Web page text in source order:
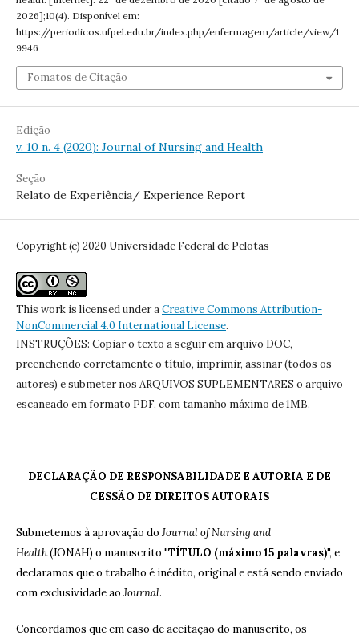
2026];10(4). Disponível em:
https://periodicos.ufpel.edu.br/index.php/enfermagem/article/view/1
9946
Fomatos de Citação
Edição
v. 10 n. 4 (2020): Journal of Nursing and Health
Seção
Relato de Experiência/ Experience Report
Copyright (c) 2020 Universidade Federal de Pelotas
This work is licensed under aCreative Commons Attribution-
NonCommercial 4.0 International License.
INSTRUÇÕES: Copiar o texto a seguir em arquivo DOC,
preenchendo corretamente o título, imprimir, assinar (todos os
autores) e submeter nos ARQUIVOS SUPLEMENTARES o arquivo
escaneado em formato PDF, com tamanho máximo de 1MB.
DECLARAÇÃO DE RESPONSABILIDADE E AUTORIA E DE
CESSÃO DE DIREITOS AUTORAIS
Submetemos à aprovação do Journal of Nursing and
Health(JONAH) o manuscrito "TÍTULO (máximo 15 palavras)", e
declaramos que o trabalho é inédito, original e está sendo enviado
com exclusividade ao Journal.
Concordamos que em caso de aceitação do manuscrito, os